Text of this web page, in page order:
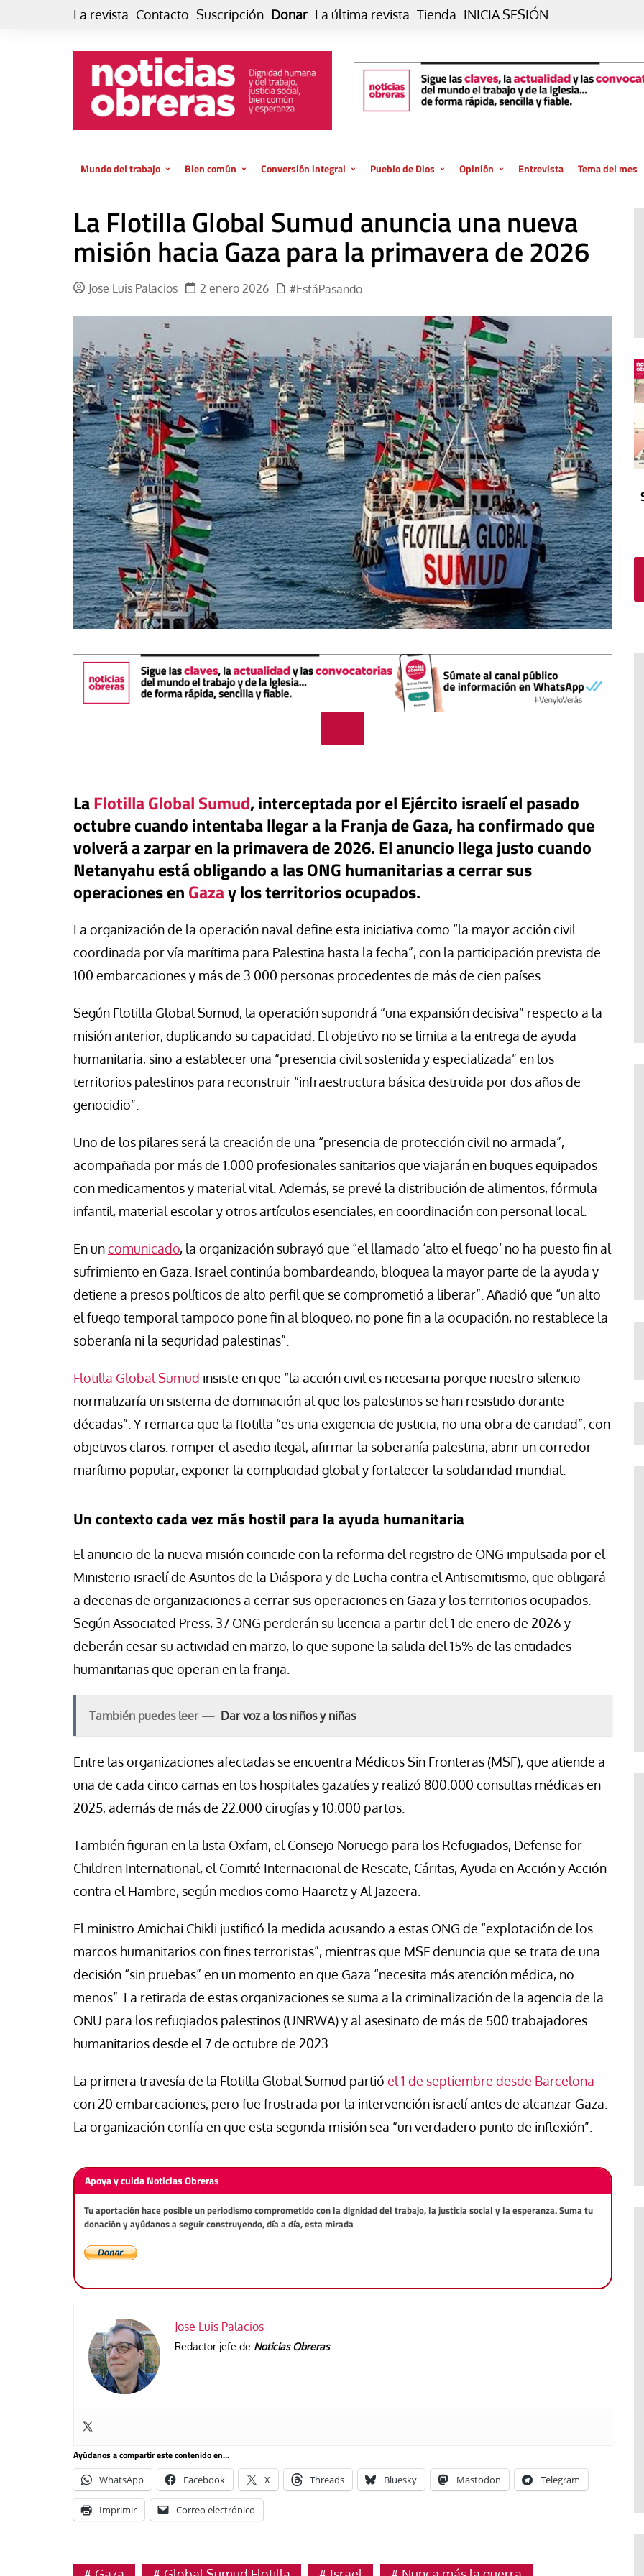
La revista Contacto Suscripción Donar La última revista Tienda INICIA SESIÓN
Mundo del trabajo
El trabajo es para la vida
GlobalizAcción
MMTC
Laboral
La mundialización
El amor en el mundo
Los empobrecidos por el
mundo
Radio — Mundo obrero hoy
Vidas precarias
Bien común
Economía
Conversión integral
de vida… es posible
El cuidado de la creación
Experiencia
Cultura
Libro
Dos minutos
Aplicaciones
Música
Poesía
Relato
Pueblo de Dios
La oración de cada día
Vaticano
In memoriam
Opinión
Blog De paso…
Blog Eutopía
Viñeta
Tribuna
Blog Sembrando sueños,
recogiendo humanidad
Blog Mensajes guardados
La columna
Entrevista Tema del mes
La Flotilla Global Sumud anuncia una nueva
misión hacia Gaza para la primavera de 2026
Jose Luis Palacios 2 enero 2026 #EstáPasando
LaFlotilla Global Sumud, interceptada por el Ejército israelí el pasado
octubre cuando intentaba llegar a la Franja de Gaza, ha confirmado que
volverá a zarpar en la primavera de 2026. El anuncio llega justo cuando
Netanyahu está obligando a las ONG humanitarias a cerrar sus
operaciones enGazay los territorios ocupados.
La organización de la operación naval define esta iniciativa como “la mayor acción civil
coordinada por vía marítima para Palestina hasta la fecha”, con la participación prevista de
100 embarcaciones y más de 3.000 personas procedentes de más de cien países.
Según Flotilla Global Sumud, la operación supondrá “una expansión decisiva” respecto a la
misión anterior, duplicando su capacidad. El objetivo no se limita a la entrega de ayuda
humanitaria, sino a establecer una “presencia civil sostenida y especializada” en los
territorios palestinos para reconstruir “infraestructura básica destruida por dos años de
genocidio”.
Uno de los pilares será la creación de una “presencia de protección civil no armada”,
acompañada por más de 1.000 profesionales sanitarios que viajarán en buques equipados
con medicamentos y material vital. Además, se prevé la distribución de alimentos, fórmula
infantil, material escolar y otros artículos esenciales, en coordinación con personal local.
En uncomunicado, la organización subrayó que “el llamado ‘alto el fuego’ no ha puesto fin al
sufrimiento en Gaza. Israel continúa bombardeando, bloquea la mayor parte de la ayuda y
detiene a presos políticos de alto perfil que se comprometió a liberar”. Añadió que “un alto
el fuego temporal tampoco pone fin al bloqueo, no pone fin a la ocupación, no restablece la
soberanía ni la seguridad palestinas”.
Flotilla Global Sumud insiste en que “la acción civil es necesaria porque nuestro silencio
normalizaría un sistema de dominación al que los palestinos se han resistido durante
décadas”. Y remarca que la flotilla “es una exigencia de justicia, no una obra de caridad”, con
objetivos claros: romper el asedio ilegal, afirmar la soberanía palestina, abrir un corredor
marítimo popular, exponer la complicidad global y fortalecer la solidaridad mundial.
Un contexto cada vez más hostil para la ayuda humanitaria
El anuncio de la nueva misión coincide con la reforma del registro de ONG impulsada por el
Ministerio israelí de Asuntos de la Diáspora y de Lucha contra el Antisemitismo, que obligará
a decenas de organizaciones a cerrar sus operaciones en Gaza y los territorios ocupados.
Según Associated Press, 37 ONG perderán su licencia a partir del 1 de enero de 2026 y
deberán cesar su actividad en marzo, lo que supone la salida del 15% de las entidades
humanitarias que operan en la franja.
También puedes leer — Dar voz a los niños y niñas
Entre las organizaciones afectadas se encuentra Médicos Sin Fronteras (MSF), que atiende a
una de cada cinco camas en los hospitales gazatíes y realizó 800.000 consultas médicas en
2025, además de más de 22.000 cirugías y 10.000 partos.
También figuran en la lista Oxfam, el Consejo Noruego para los Refugiados, Defense for
Children International, el Comité Internacional de Rescate, Cáritas, Ayuda en Acción y Acción
contra el Hambre, según medios como Haaretz y Al Jazeera.
El ministro Amichai Chikli justificó la medida acusando a estas ONG de “explotación de los
marcos humanitarios con fines terroristas”, mientras que MSF denuncia que se trata de una
decisión “sin pruebas” en un momento en que Gaza “necesita más atención médica, no
menos”. La retirada de estas organizaciones se suma a la criminalización de la agencia de la
ONU para los refugiados palestinos (UNRWA) y al asesinato de más de 500 trabajadores
humanitarios desde el 7 de octubre de 2023.
La primera travesía de la Flotilla Global Sumud partió el 1 de septiembre desde Barcelona
con 20 embarcaciones, pero fue frustrada por la intervención israelí antes de alcanzar Gaza.
La organización confía en que esta segunda misión sea “un verdadero punto de inflexión”.
Apoya y cuida Noticias Obreras
Tu aportación hace posible un periodismo comprometido con la dignidad del trabajo, la justicia social y la esperanza. Suma tu
donación y ayúdanos a seguir construyendo, día a día, esta mirada
Jose Luis Palacios
Redactor jefe de Noticias Obreras
Ayúdanos a compartir este contenido en...
WhatsApp Facebook X Threads Bluesky Mastodon Telegram
Imprimir Correo electrónico
de Migraciones pide una
urgente para más de
menores que permanecen
Luis Palacios
#EstáPasando
León XIV visitará Uruguay,
Argentina y Perú a principios de
noviembre
Jose Luis Palacios
#EstáPasando
democracia” afirma Roberto
Saviano ante la comunidad que
resiste el desalojo de Spin Time
Abraham Canales